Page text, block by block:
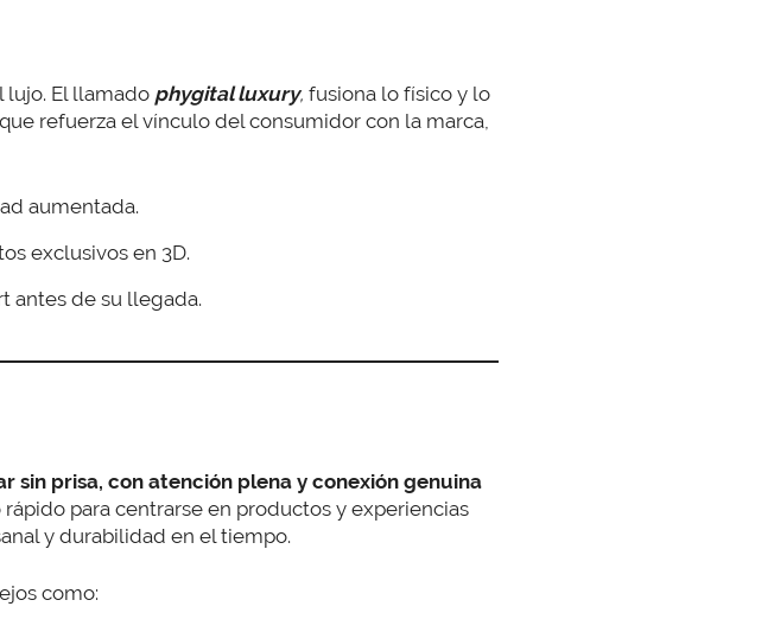
El llamado phygital luxury, fusiona lo físico y lo
refuerza el vínculo del consumidor con la marca,
aumentada.
exclusivos en 3D.
antes de su llegada.
sin prisa, con atención plena y conexión genuina
para centrarse en productos y experiencias
y durabilidad en el tiempo.
como: